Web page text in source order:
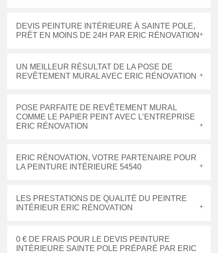
DEVIS PEINTURE INTÉRIEURE À SAINTE POLE,
PRÊT EN MOINS DE 24H PAR ERIC RÉNOVATION
UN MEILLEUR RÉSULTAT DE LA POSE DE
REVÊTEMENT MURAL AVEC ERIC RÉNOVATION
POSE PARFAITE DE REVÊTEMENT MURAL
COMME LE PAPIER PEINT AVEC L’ENTREPRISE
ERIC RÉNOVATION
ERIC RÉNOVATION, VOTRE PARTENAIRE POUR
LA PEINTURE INTÉRIEURE 54540
LES PRESTATIONS DE QUALITÉ DU PEINTRE
INTÉRIEUR ERIC RÉNOVATION
0 € DE FRAIS POUR LE DEVIS PEINTURE
INTÉRIEURE SAINTE POLE PRÉPARÉ PAR ERIC